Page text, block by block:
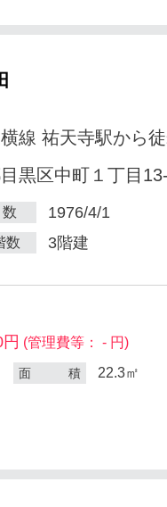
線 祐天寺駅から
黒区中町１丁目
1976/4/1
数 3階建
(管理費等： - 円)
面 積 22.3㎡